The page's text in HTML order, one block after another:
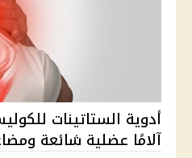
أدوية الستاتينات
آلامًا عضلية شائعة